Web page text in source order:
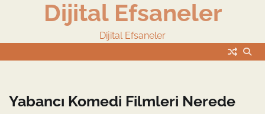
Dijital Efsaneler
Dijital Efsaneler
Yabancı Komedi Filmleri Nerede